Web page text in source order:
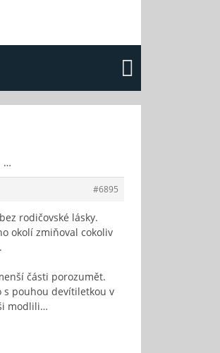
…
#6895
rodičovské lásky.
okolí zmiňoval cokoliv
části porozumět.
s pouhou devítiletkou v
modlili…